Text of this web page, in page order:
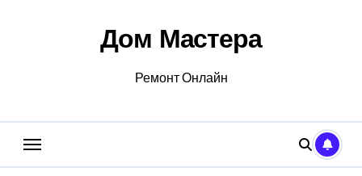
Дом Мастера
Ремонт Онлайн